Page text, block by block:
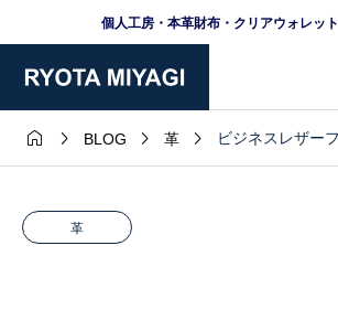
個人工房・本革財布・クリアウォレッ
  BLOG  革  ビジネスレザー
革